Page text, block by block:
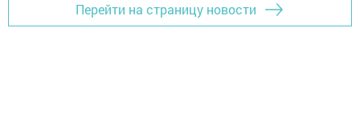
Перейти на страницу новости